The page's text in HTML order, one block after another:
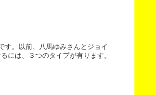
。以前、八馬ゆみさんとジョイ
には、３つのタイプが有ります。